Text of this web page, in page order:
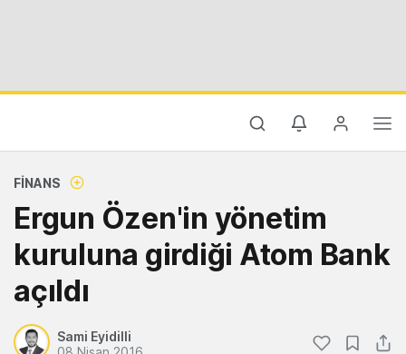
FINANS
Ergun Özen'in yönetim
kuruluna girdiği Atom Bank
açıldı
Sami Eyidilli